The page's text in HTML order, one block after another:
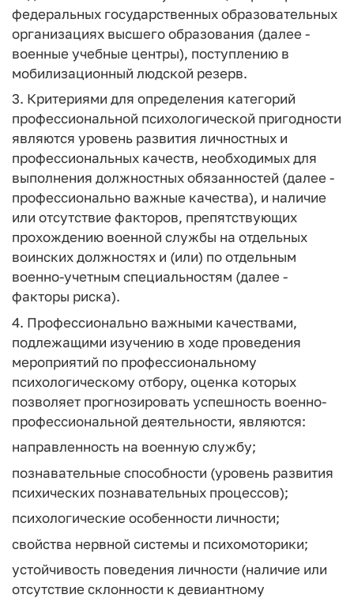
федеральных государственных образовательных
организациях высшего образования (далее -
военные учебные центры), поступлению в
мобилизационный людской резерв.
3. Критериями для определения категорий
профессиональной психологической пригодности
являются уровень развития личностных и
профессиональных качеств, необходимых для
выполнения должностных обязанностей (далее -
профессионально важные качества), и наличие
или отсутствие факторов, препятствующих
прохождению военной службы на отдельных
воинских должностях и (или) по отдельным
военно-учетным специальностям (далее -
факторы риска).
4. Профессионально важными качествами,
подлежащими изучению в ходе проведения
мероприятий по профессиональному
психологическому отбору, оценка которых
позволяет прогнозировать успешность военно-
профессиональной деятельности, являются:
направленность на военную службу;
познавательные способности (уровень развития
психических познавательных процессов);
психологические особенности личности;
свойства нервной системы и психомоторики;
устойчивость поведения личности (наличие или
отсутствие склонности к девиантному